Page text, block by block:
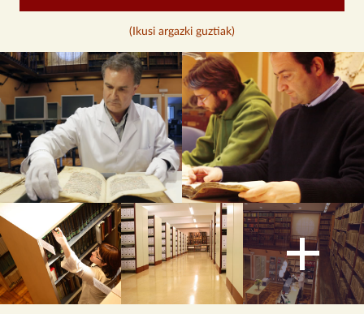
(Ikusi argazki guztiak)